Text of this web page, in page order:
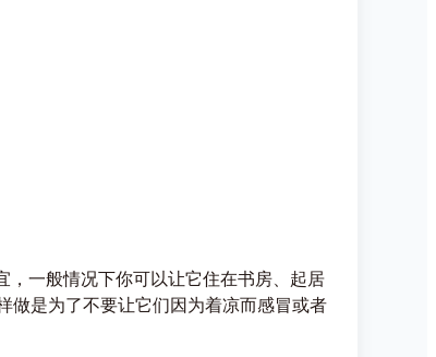
一般情况下你可以让它住在书房、起居
做是为了不要让它们因为着凉而感冒或者